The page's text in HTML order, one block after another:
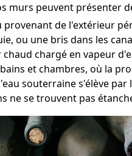
murs peuvent présenter
de l'extérieur
ou une bris dans les
chargé en vapeur
et chambres, où la
souterraine s'élève
ne se trouvent pas